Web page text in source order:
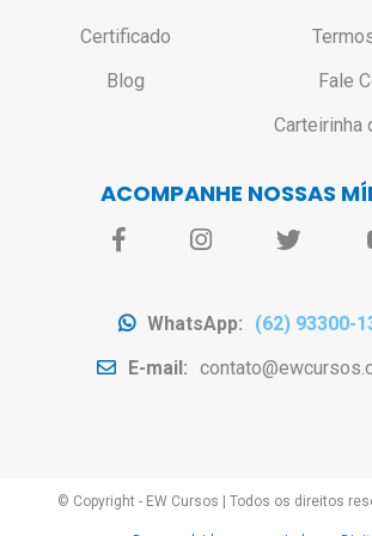
Certificado
Blog
Fale
Carteirinha
ACOMPANHE NOSSAS
WhatsApp:
(62) 93300-
E-mail:
© Copyright - EW Cursos | Todos os direitos